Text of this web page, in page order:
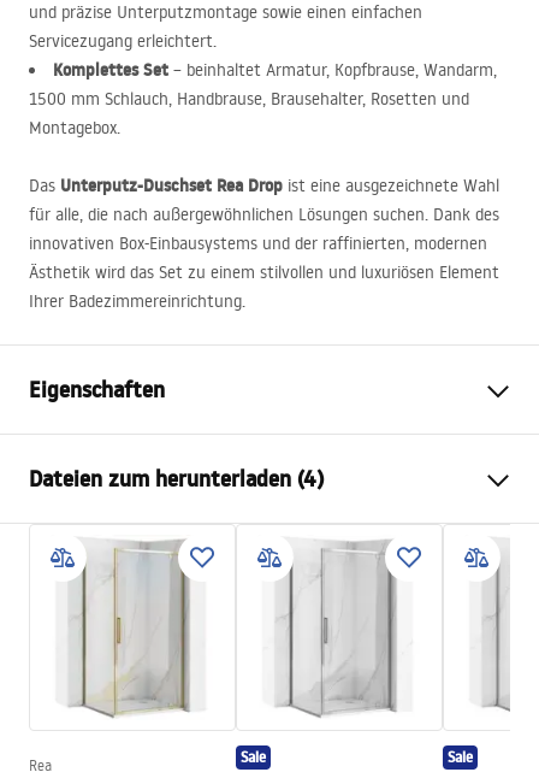
und präzise Unterputzmontage sowie einen einfachen
Servicezugang erleichtert.
Komplettes Set – beinhaltet Armatur, Kopfbrause, Wandarm,
1500 mm Schlauch, Handbrause, Brausehalter, Rosetten und
Montagebox.
Das Unterputz-Duschset Rea Drop ist eine ausgezeichnete Wahl
für alle, die nach außergewöhnlichen Lösungen suchen. Dank des
innovativen Box-Einbausystems und der raffinierten, modernen
Ästhetik wird das Set zu einem stilvollen und luxuriösen Element
Ihrer Badezimmereinrichtung.
Eigenschaften
Material
Aluminium, Kunststoff,
Messing
Armaturtyp
Einhebel
Wannenauslauf
Druckregelung
Ja
Dateien zum herunterladen (4)
Informations de sécurité
Garantiebedingungen
Warranty_Terms_and_Conditions_Faucets_-_5.pdf
Rea Sale Sale